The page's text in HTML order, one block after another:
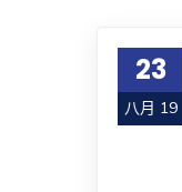
23
八月 19